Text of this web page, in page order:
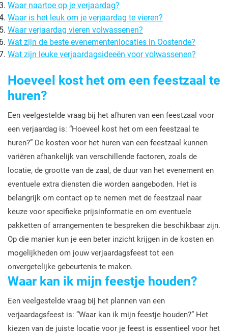
Waar naartoe op je verjaardag?
Waar is het leuk om je verjaardag te vieren?
Waar verjaardag vieren volwassenen?
Wat zijn de beste evenementenlocaties in Oostende?
Wat zijn leuke verjaardagsideeën voor volwassenen?
Hoeveel kost het om een feestzaal te
huren?
Een veelgestelde vraag bij het afhuren van een feestzaal voor
een verjaardag is: “Hoeveel kost het om een feestzaal te
huren?” De kosten voor het huren van een feestzaal kunnen
variëren afhankelijk van verschillende factoren, zoals de
locatie, de grootte van de zaal, de duur van het evenement en
eventuele extra diensten die worden aangeboden. Het is
belangrijk om contact op te nemen met de feestzaal naar
keuze voor specifieke prijsinformatie en om eventuele
pakketten of arrangementen te bespreken die beschikbaar zijn.
Op die manier kun je een beter inzicht krijgen in de kosten en
mogelijkheden om jouw verjaardagsfeest tot een
onvergetelijke gebeurtenis te maken.
Waar kan ik mijn feestje houden?
Een veelgestelde vraag bij het plannen van een
verjaardagsfeest is: “Waar kan ik mijn feestje houden?” Het
kiezen van de juiste locatie voor je feest is essentieel voor het